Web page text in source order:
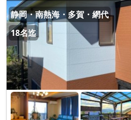
静岡・南熱海・多賀・網代
18名迄